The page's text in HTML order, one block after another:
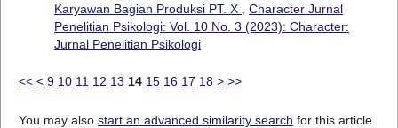
Karyawan Bagian Produksi PT. X
Character Jurnal
Penelitian Psikologi: Vol. 10 No. 3 (2023): Character:
Jurnal Penelitian Psikologi
<< < 9 10 11 12 13 14 15 16 17 18 > >>
You may also start an advanced similarity search for this article.